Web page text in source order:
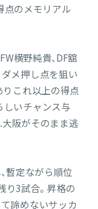
点のメモリアル
横野純貴、DF舘
メ押し点を狙い
りこれ以上の得点
しいチャンス与
大阪がそのまま逃
暫定ながら順位
り3試合。昇格の
諦めないサッカ